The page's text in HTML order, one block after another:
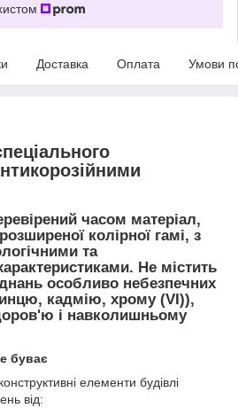
Доставка Оплата Умови
часом матеріал,
колірної гамі, з
та
Не містить
особливо небезпечних
кадмію, хрому (VI)),
і навколишньому
буває
елементи будівлі
від: